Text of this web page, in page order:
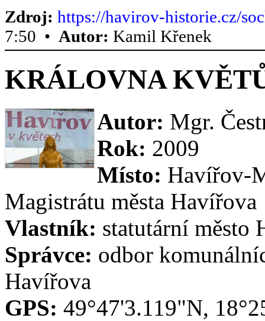
Zdroj: https://havirov-historie.cz/
7:50 • Autor: Kamil Křenek
KRÁLOVNA
Autor: Mgr.
Rok: 2009
Místo: Havířov-
Magistrátu města Havířova
Vlastník: statutární město
Správce: odbor
Havířova
GPS: 49°47'3.119"N,